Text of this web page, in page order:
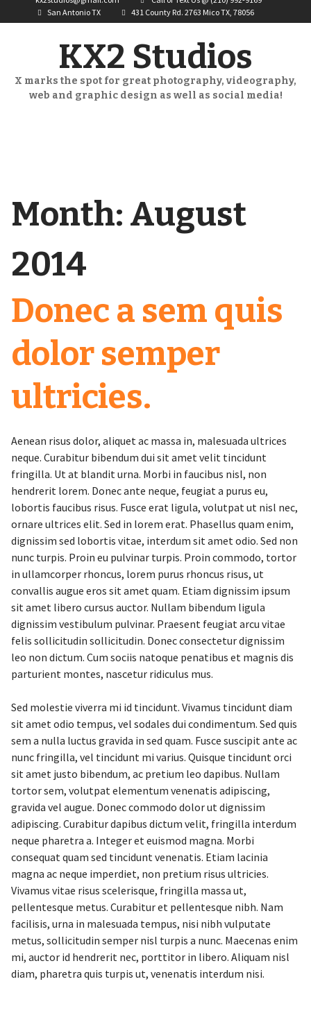
San Antonio TX
431 County Rd. 2763 Mico TX, 78056
KX2 Studios
X marks the spot for great photography, videography,
web and graphic design as well as social media!
Month: August
2014
Donec a sem quis
dolor semper
ultricies.
Aenean risus dolor, aliquet ac massa in, malesuada ultrices
neque. Curabitur bibendum dui sit amet velit tincidunt
fringilla. Ut at blandit urna. Morbi in faucibus nisl, non
hendrerit lorem. Donec ante neque, feugiat a purus eu,
lobortis faucibus risus. Fusce erat ligula, volutpat ut nisl nec,
ornare ultrices elit. Sed in lorem erat. Phasellus quam enim,
dignissim sed lobortis vitae, interdum sit amet odio. Sed non
nunc turpis. Proin eu pulvinar turpis. Proin commodo, tortor
in ullamcorper rhoncus, lorem purus rhoncus risus, ut
convallis augue eros sit amet quam. Etiam dignissim ipsum
sit amet libero cursus auctor. Nullam bibendum ligula
dignissim vestibulum pulvinar. Praesent feugiat arcu vitae
felis sollicitudin sollicitudin. Donec consectetur dignissim
leo non dictum. Cum sociis natoque penatibus et magnis dis
parturient montes, nascetur ridiculus mus.
Sed molestie viverra mi id tincidunt. Vivamus tincidunt diam
sit amet odio tempus, vel sodales dui condimentum. Sed quis
sem a nulla luctus gravida in sed quam. Fusce suscipit ante ac
nunc fringilla, vel tincidunt mi varius. Quisque tincidunt orci
sit amet justo bibendum, ac pretium leo dapibus. Nullam
tortor sem, volutpat elementum venenatis adipiscing,
gravida vel augue. Donec commodo dolor ut dignissim
adipiscing. Curabitur dapibus dictum velit, fringilla interdum
neque pharetra a. Integer et euismod magna. Morbi
consequat quam sed tincidunt venenatis. Etiam lacinia
magna ac neque imperdiet, non pretium risus ultricies.
Vivamus vitae risus scelerisque, fringilla massa ut,
pellentesque metus. Curabitur et pellentesque nibh. Nam
facilisis, urna in malesuada tempus, nisi nibh vulputate
metus, sollicitudin semper nisl turpis a nunc. Maecenas enim
mi, auctor id hendrerit nec, porttitor in libero. Aliquam nisl
diam, pharetra quis turpis ut, venenatis interdum nisi.